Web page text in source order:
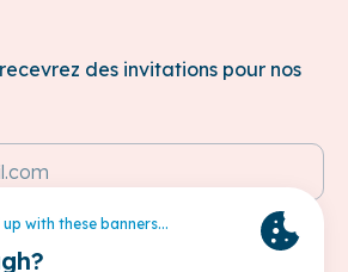
des invitations pour nos
par reCAPTCHA et les
Politique de
Conditions d'utilisation